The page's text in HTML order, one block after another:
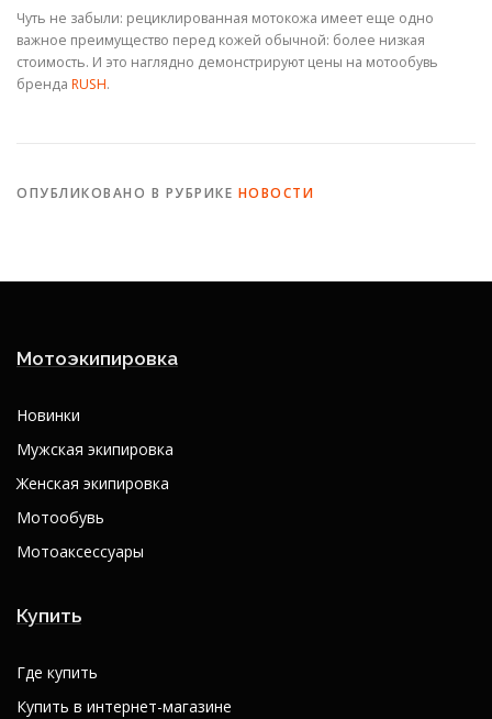
Чуть не забыли: рециклированная мотокожа имеет еще одно
важное преимущество перед кожей обычной: более низкая
стоимость. И это наглядно демонстрируют цены на мотообувь
бренда RUSH.
ОПУБЛИКОВАНО В РУБРИКЕ НОВОСТИ
Мотоэкипировка
Новинки
Мужская экипировка
Женская экипировка
Мотообувь
Мотоаксессуары
Купить
Где купить
Купить в интернет-магазине